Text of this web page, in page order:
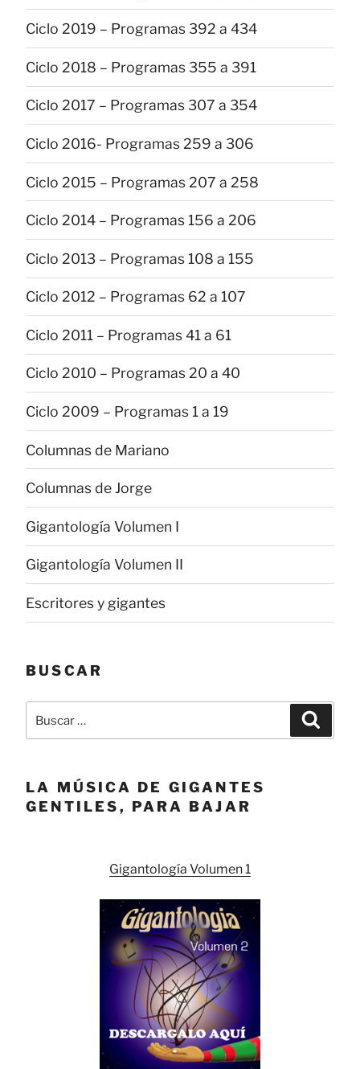
Ciclo 2019 – Programas 392 a 434
Ciclo 2018 – Programas 355 a 391
Ciclo 2017 – Programas 307 a 354
Ciclo 2016- Programas 259 a 306
Ciclo 2015 – Programas 207 a 258
Ciclo 2014 – Programas 156 a 206
Ciclo 2013 – Programas 108 a 155
Ciclo 2012 – Programas 62 a 107
Ciclo 2011 – Programas 41 a 61
Ciclo 2010 – Programas 20 a 40
Ciclo 2009 – Programas 1 a 19
Columnas de Mariano
Columnas de Jorge
Gigantología Volumen I
Gigantología Volumen II
Escritores y gigantes
BUSCAR
Buscar
LA MÚSICA DE GIGANTES
GENTILES, PARA BAJAR
Gigantología Volumen 1